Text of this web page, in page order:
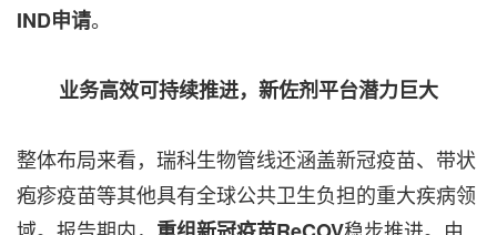
IND申请。
业务高效可持续推进，新佐剂平台潜力巨大
整体布局来看，瑞科生物管线还涵盖新冠疫苗、带状
疱疹疫苗等其他具有全球公共卫生负担的重大疾病领